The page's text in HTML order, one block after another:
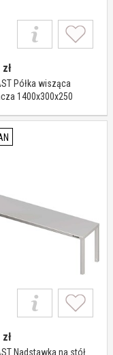
zł
Półka wisząca
1400x300x250
zł
Nadstawka na stół